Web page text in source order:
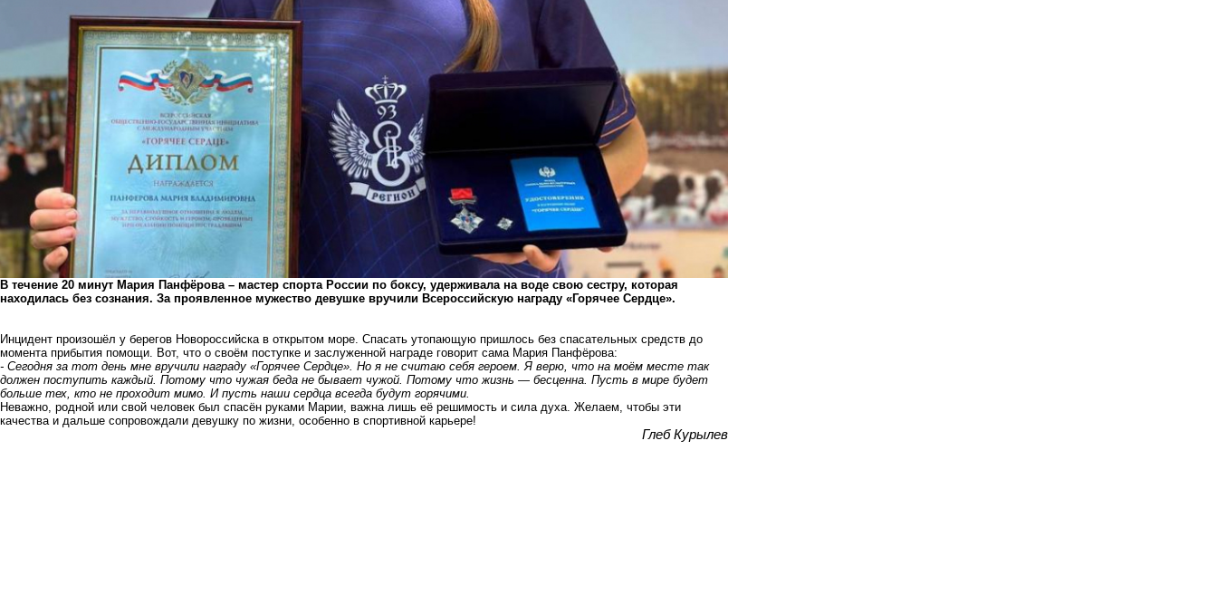
В течение 20 минут Мария Панфёрова – мастер спорта России по боксу, удерживала на воде свою сестру, которая
находилась без сознания. За проявленное мужество девушке вручили Всероссийскую награду «Горячее Сердце».
Инцидент произошёл у берегов Новороссийска в открытом море. Спасать утопающую пришлось без спасательных средств до
момента прибытия помощи. Вот, что о своём поступке и заслуженной награде говорит сама Мария Панфёрова:
- Сегодня за тот день мне вручили награду «Горячее Сердце». Но я не считаю себя героем. Я верю, что на моём месте так
должен поступить каждый. Потому что чужая беда не бывает чужой. Потому что жизнь — бесценна. Пусть в мире будет
больше тех, кто не проходит мимо. И пусть наши сердца всегда будут горячими.
Неважно, родной или свой человек был спасён руками Марии, важна лишь её решимость и сила духа. Желаем, чтобы эти
качества и дальше сопровождали девушку по жизни, особенно в спортивной карьере!
Глеб Курылев